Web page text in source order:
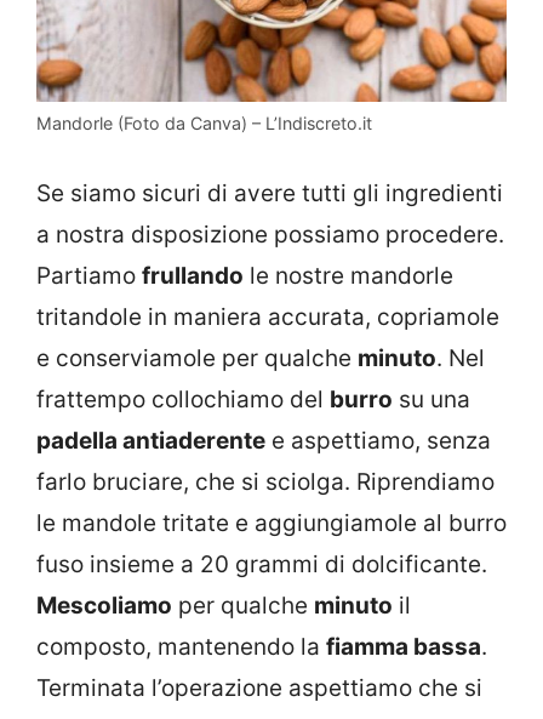
Mandorle (Foto da Canva) – L’Indiscreto.it
Se siamo sicuri di avere tutti gli ingredienti
a nostra disposizione possiamo procedere.
Partiamo frullando le nostre mandorle
tritandole in maniera accurata, copriamole
e conserviamole per qualche minuto. Nel
frattempo collochiamo del burro su una
padella antiaderente e aspettiamo, senza
farlo bruciare, che si sciolga. Riprendiamo
le mandole tritate e aggiungiamole al burro
fuso insieme a 20 grammi di dolcificante.
Mescoliamo per qualche minuto il
composto, mantenendo la fiamma bassa.
Terminata l’operazione aspettiamo che si